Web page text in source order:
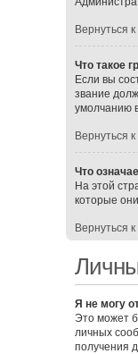
Вернуться
Что такое
Если вы
звание
умолчанию
Вернуться
Что
На этой
которые
Вернуться
Я не могу
Это может
личных
получения